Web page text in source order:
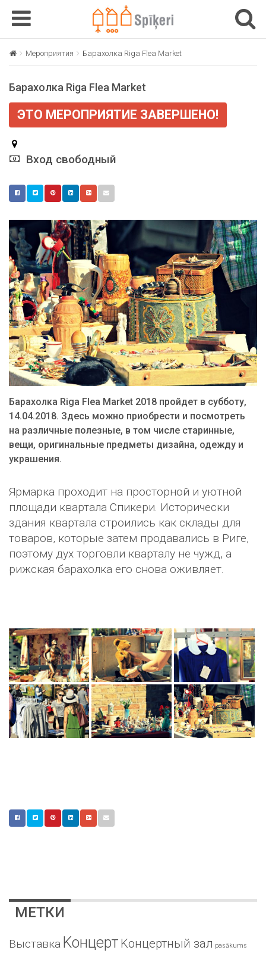
T
o
g
e
v
g
t
i
n
T
n
Мероприятия Барахолка Riga Flea Market
Барахолка Riga Flea Market
ЭТО МЕРОПРИЯТИЕ ЗАВЕРШЕНО!
Вход свободный
Барахолка Riga Flea Market 2018 пройдет в субботу,
14.04.2018. Здесь можно приобрести и посмотреть
на различные полезные, в том числе старинные,
вещи, оригинальные предметы дизайна, одежду и
украшения.
Ярмарка проходит на просторной и уютной
площади квартала Спикери. Исторически
здания квартала строились как склады для
товаров, которые затем продавались в Риге,
поэтому дух торговли кварталу не чужд, а
рижская барахолка его снова оживляет.
МЕТКИ
Bыставка Kонцерт Kонцертный зал pasākums